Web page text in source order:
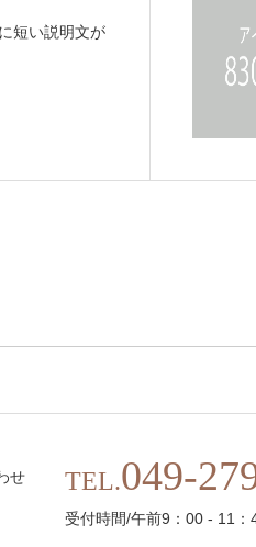
短い説明文が
せ
TEL.049-
受付時間/午前9：00 - 11